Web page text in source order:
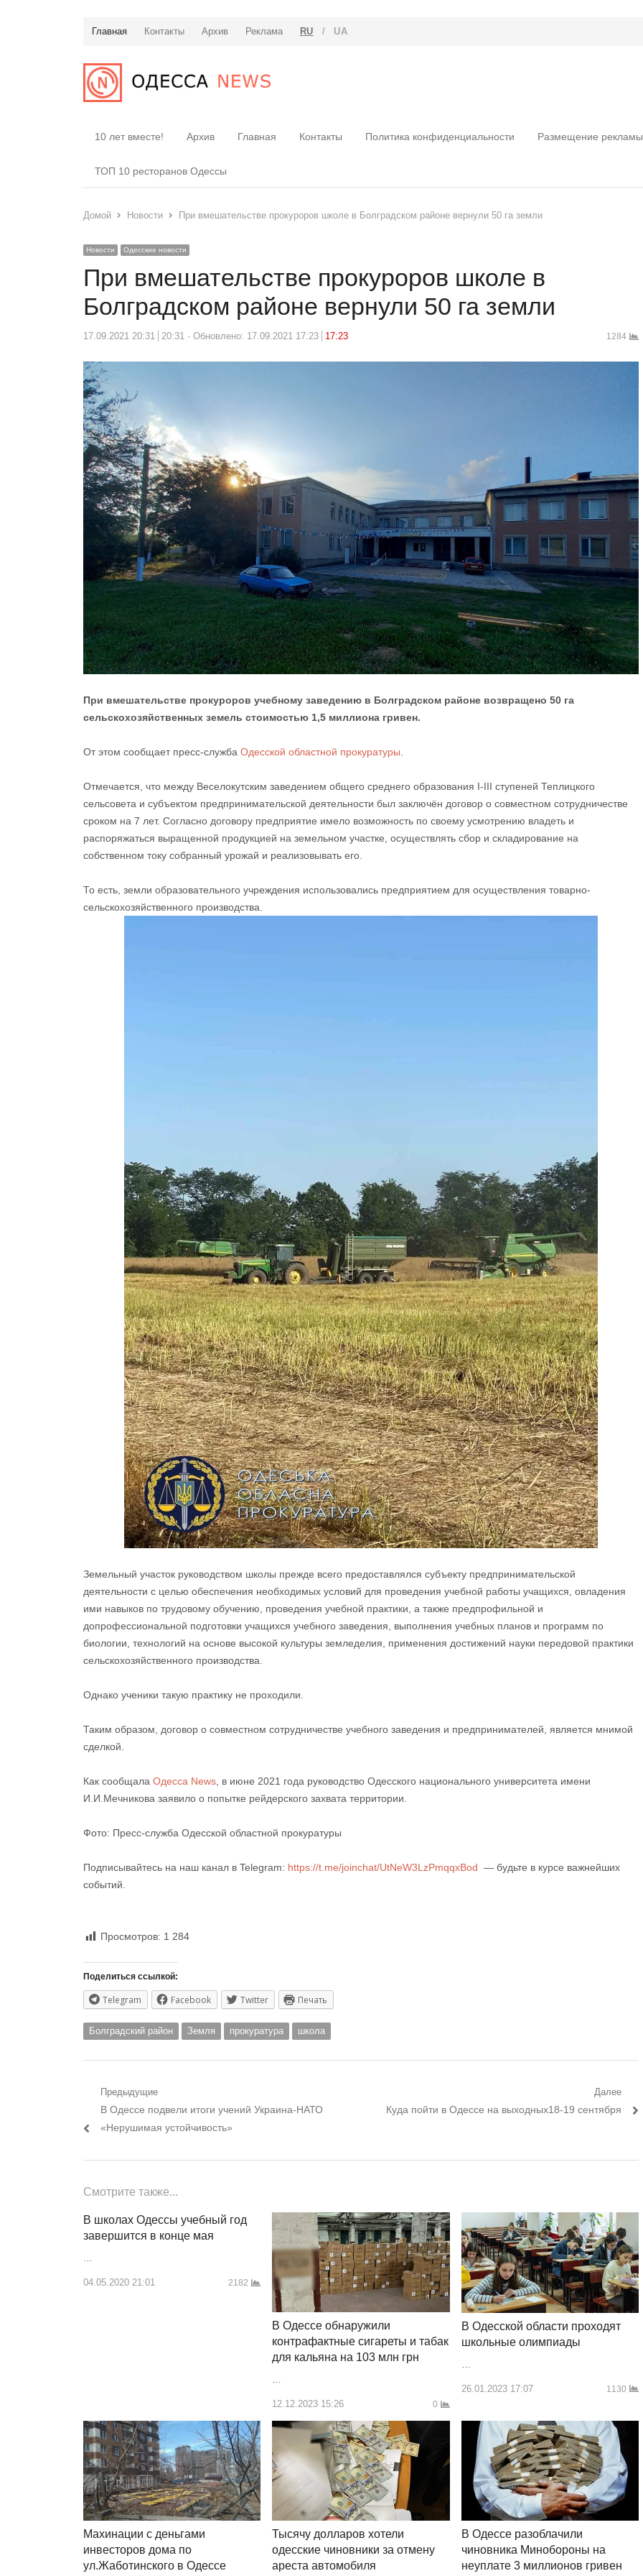
Главная Контакты Архив Реклама RU / UA
10 лет вместе! Архив Главная Контакты Политика конфиденциальности Размещение рекламы
ТОП 10 ресторанов Одессы
Домой Новости При вмешательстве прокуроров школе в Болградском районе вернули 50 га земли
Новости Одесские новости
При вмешательстве прокуроров школе в
Болградском районе вернули 50 га земли
17.09.2021 20:31 20:31 Обновлено: 17.09.2021 17:23 17:23 1284
При вмешательстве прокуроров учебному заведению в Болградском районе возвращено 50 га
сельскохозяйственных земель стоимостью 1,5 миллиона гривен.
От этом сообщает пресс-служба Одесской областной прокуратуры.
Отмечается, что между Веселокутским заведением общего среднего образования I-III ступеней Теплицкого
сельсовета и субъектом предпринимательской деятельности был заключён договор о совместном сотрудничестве
сроком на 7 лет. Согласно договору предприятие имело возможность по своему усмотрению владеть и
распоряжаться выращенной продукцией на земельном участке, осуществлять сбор и складирование на
собственном току собранный урожай и реализовывать его.
То есть, земли образовательного учреждения использовались предприятием для осуществления товарно-
сельскохозяйственного производства.
Земельный участок руководством школы прежде всего предоставлялся субъекту предпринимательской
деятельности с целью обеспечения необходимых условий для проведения учебной работы учащихся, овладения
ими навыков по трудовому обучению, проведения учебной практики, а также предпрофильной и
допрофессиональной подготовки учащихся учебного заведения, выполнения учебных планов и программ по
биологии, технологий на основе высокой культуры земледелия, применения достижений науки передовой практики
сельскохозяйственного производства.
Однако ученики такую ​​практику не проходили.
Таким образом, договор о совместном сотрудничестве учебного заведения и предпринимателей, является мнимой
сделкой.
Как сообщала Одесса News, в июне 2021 года руководство Одесского национального университета имени
И.И.Мечникова заявило о попытке рейдерского захвата территории.
Фото: Пресс-служба Одесской областной прокуратуры
Подписывайтесь на наш канал в Telegram: https://t.me/joinchat/UtNeW3LzPmqqxBod — будьте в курсе важнейших
событий.
Просмотров: 1 284
Поделиться ссылкой:
Telegram Facebook Twitter Печать
Болградский район Земля прокуратура школа
Навигация
по
Предыдущие
Предыдущий
пост:
В Одессе подвели итоги учений Украина-НАТО
«Нерушимая устойчивость»
Далее
Следующий
Куда пойти в Одессе на выходных18-19 сентября
Смотрите также...
В школах Одессы учебный год
завершится в конце мая
…
04.05.2020 21:01 2182
В Одессе обнаружили
контрафактные сигареты и табак
для кальяна на 103 млн грн
…
12.12.2023 15:26 0
В Одесской области проходят
школьные олимпиады
26.01.2023 17:07 1130
Махинации с деньгами
инвесторов дома по
ул.Жаботинского в Одессе
Тысячу долларов хотели
одесские чиновники за отмену
ареста автомобиля
В Одессе разоблачили
чиновника Минобороны на
неуплате 3 миллионов гривен